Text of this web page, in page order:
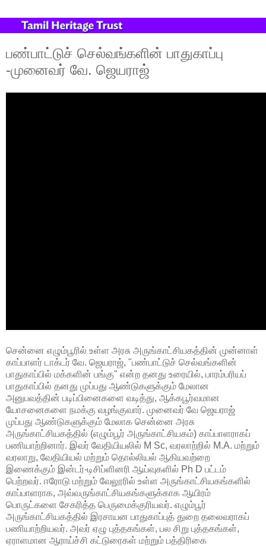
பண்பாட்டுச் செல்வங்களின் பாதுகாப்பு
-முனைவர் வே. ஜெயராஜ்
சென்னை எழும்பூரில் உள்ள அரசு அருங்காட்சியகத்தின் முன்னாள்
காப்பாளர் டாக்டர் வே. ஜெயராஜ், "பண்பாட்டுச் செல்வங்களின்
பாதுகாப்பில் மக்களின் பங்கு" என்ற தனது உரையில், பாரம்பரியப்
பாதுகாப்பில் தனது முப்பது ஆண்டுகளுக்கும் மேலான
அனுபவத்தின் படிப்பினைகளை வடித்து, ஆக்கபூர்வமான
யோசனைகளை நமக்கு வழங்குவார். முனைவர் வே ஜெயராஜ்
முப்பது ஆண்டுகளுக்கும் மேலாக சென்னை அரசு
அருங்காட்சியகத்தில் (எழும்பூர் அருங்காட்சியகம்) காப்பாளராகப்
பணியாற்றினார். இவர் வேதியியலில் M Sc, வரலாற்றில் M.A. மற்றும்
வரலாறு, வேதியியல் மற்றும் தொல்லியல் ஆகியவற்றை
இணைக்கும் இன்டர்-டிசிப்ளினரி ஆய்வுகளில் Ph D பட்டம்
பெற்றவர். ஈரோடு மற்றும் வேலூரில் உள்ள அருங்காட்சியகங்களில்
காப்பாளராக, அவ்வருங்காட்சியகங்களுக்காக ஆயிரம்
பொருட்களை சேகரித்த பெருமைக்குரியவர். எழும்பூர்
அருங்காட்சியகத்தில் இரசாயன பாதுகாப்புத் துறை தலைவராகப்
பணியாற்றியவர். அவர் ஏழு புத்தகங்கள், பல சிறு புத்தகங்கள்,
ஏராளமான ஆராய்ச்சி கட்டுரைகள் மற்றும் பத்திரிகை